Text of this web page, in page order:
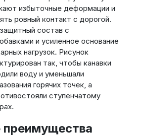
избыточные деформации и
ровный контакт с дорогой.
состав с
и усиленное основание
нагрузок. Рисунок
так, чтобы канавки
воду и уменьшали
горячих точек, а
ступенчатому